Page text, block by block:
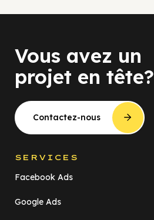
Vous avez un
projet en tête?
Contactez-nous
SERVICES
Facebook Ads
Google Ads